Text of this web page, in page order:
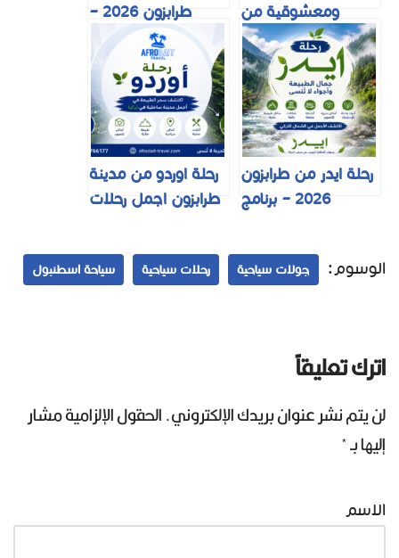
ومعشوقية من
اسطنبول الى صبنجة
بأفضل سعر 2026
طرابزون 2026 –
البرنامج والاسعار
بالتفصيل
رحلة ايدر من طرابزون
2026 – برنامج
رحلة اوردو من مدينة
طرابزون اجمل رحلات
الوسوم:
جولات سياحية رحلات سياحية سياحة اسطنبول
اترك تعليقاً
لن يتم نشر عنوان بريدك الإلكتروني.الحقول الإلزامية مشار
إليها بـ*
الاسم